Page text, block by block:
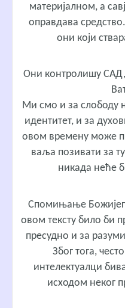
материјалном, а
оправдава
они који
Они контролишу
Ми смо и за слободу
идентитет, и за
овом времену може
ваља позивати за ту
никада неће
Спомињање Божијег
овом тексту било би
пресудно и за
Због тога,
интелектуалци
исходом неког